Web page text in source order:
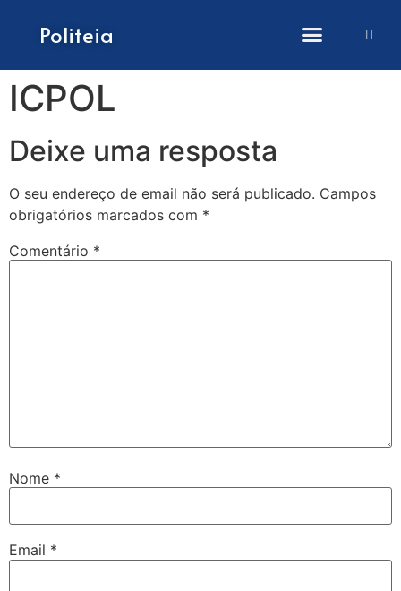
Politeia
ICPOL
Deixe uma resposta
O seu endereço de email não será publicado. Campos
obrigatórios marcados com *
Comentário *
Nome *
Email *